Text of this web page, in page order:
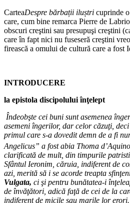
CarteaDespre bărbații iluștri cuprinde
care, cum bine remarca Pierre de
obscuri creştini sau presupuşi creştini
care în fapt nici nu fuseseră creştini
firească a omului de cultură care a fost
INTRODUCERE
la epistola discipolului înţelept
Îndeobşte cei buni sunt asemenea
asemeni îngerilor, dar celor căzuţi,
primul care s-a dovedit demn de a fi
Angelicus” a fost abia Thoma d’Aquino
clarificată de mult, din timpurile
Sfântul Ieronim, căruia, indiferent de
azi, merită să i se acorde treapta
Vulgata, ci şi pentru bunătatea-i
de învăţători, adică faţă de cei de la
indiferent de micile sau marile lor